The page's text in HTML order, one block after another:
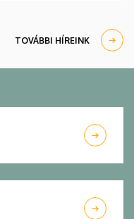
TOVÁBBI HÍREINK